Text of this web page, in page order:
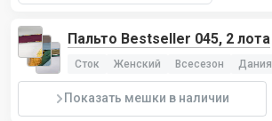
Пальто Bestseller 045, 2 лота
Сток Женский Всесезон Дания
Показать мешки в наличии